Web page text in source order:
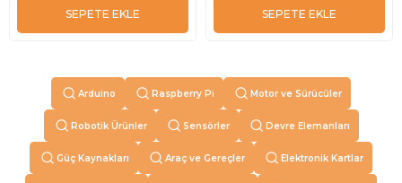
SEPETE EKLE SEPETE EKLE
Arduino Raspberry Pi Motor ve Sürücüler
Robotik Ürünler Sensörler Devre Elemanları
Güç Kaynakları Araç ve Gereçler Elektronik Kartlar